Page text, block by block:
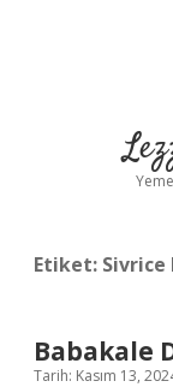
Etiket: Sivrice
Babakale
Tarih: Kasım 13,